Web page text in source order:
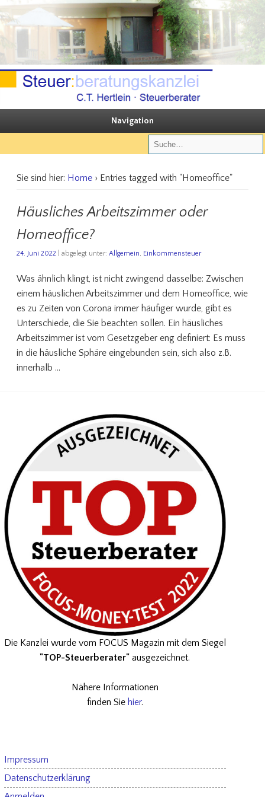
Steuerberatungskanzlei C.T. Hertlein
Sie steuern, wir beraten
Navigation
Sie sind hier: Home› Entries tagged with "Homeoffice"
Häusliches Arbeitszimmer oder
Homeoffice?
24. Juni 2022 | abgelegt unter: Allgemein Einkommensteuer
Was ähnlich klingt, ist nicht zwingend dasselbe: Zwischen
einem häuslichen Arbeitszimmer und dem Homeoffice, wie
es zu Zeiten von Corona immer häufiger wurde, gibt es
Unterschiede, die Sie beachten sollen. Ein häusliches
Arbeitszimmer ist vom Gesetzgeber eng definiert: Es muss
in die häusliche Sphäre eingebunden sein, sich also z.B.
innerhalb …
Die Kanzlei wurde vom FOCUS Magazin mit dem Siegel
"TOP-Steuerberater" ausgezeichnet.
Nähere Informationen
finden Sie hier.
Impressum
Datenschutzerklärung